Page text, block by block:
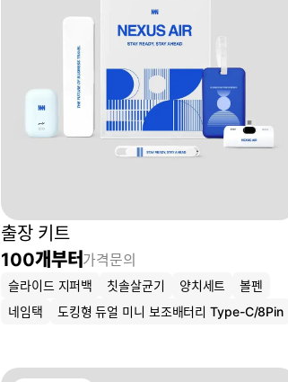
출장 키트
100개부터 가격문의
슬라이드 지퍼백 칫솔살균기 양치세트
볼펜
네임택
도킹형 듀얼 미니 보조배터리 Type-C/8Pin